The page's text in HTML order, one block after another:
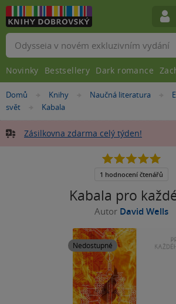
Nacházíte
se
Domů »Knihy »
Naučná literatura »
svět
»
Kabala
Zásilkovna zdarma celý týden!
Kabala pro
Autor David Wells
Nedostupné
5.0
5
1 hodnocení čtenářů
Vyhledávání
Novinky Bestsellery Dark romance